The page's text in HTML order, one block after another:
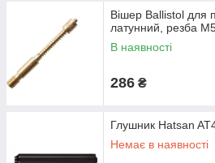
Вішер Ballistol для
латунний, резба
В наявності
286 ₴
Глушник Hatsan
Немає в наявності